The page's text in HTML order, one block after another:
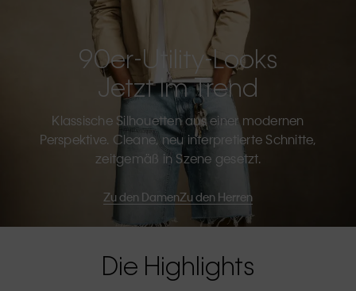
90er-Utility-Looks
Jetzt Im Trend
Klassische Silhouetten aus einer modernen
Perspektive. Cleane, neu interpretierte Schnitte,
zeitgemäß in Szene gesetzt.
Zu den DamenZu den Herren
Die Highlights